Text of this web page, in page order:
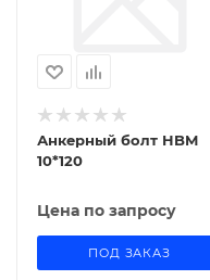
Анкерный болт HBM
10*120
Цена по запросу
ПОД ЗАКАЗ